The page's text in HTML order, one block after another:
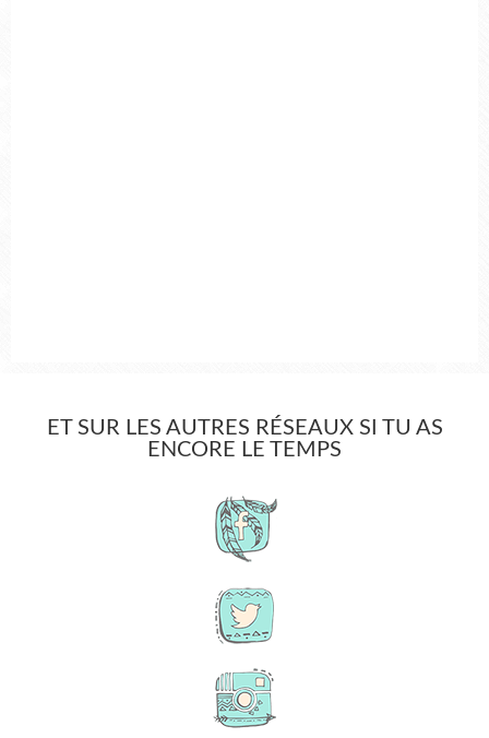
ET SUR LES AUTRES RÉSEAUX SI TU AS
ENCORE LE TEMPS